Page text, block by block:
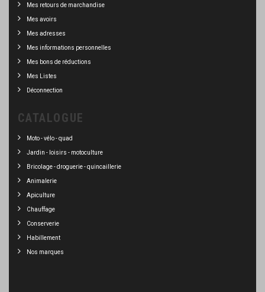
Mes retours de marchandise
Mes avoirs
Mes adresses
Mes informations personnelles
Mes bons de réductions
Mes Listes
Déconnection
CATALOGUE
Moto - vélo - quad
Jardin - loisirs - motoculture
Bricolage - droguerie - quincaillerie
Animalerie
Apiculture
Chauffage
Conserverie
Habillement
Nos marques